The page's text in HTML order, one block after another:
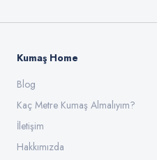
Gönder
Kumaş Home
Blog
Kaç Metre Kumaş Almalıyım?
İletişim
Hakkımızda